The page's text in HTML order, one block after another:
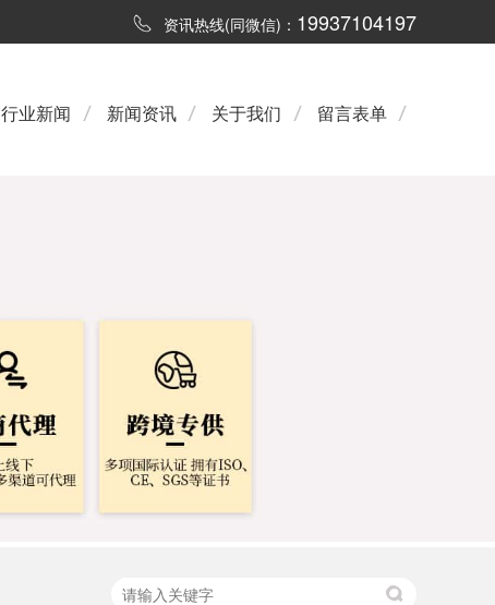
资讯热线(同微信)： 19937104197
行业新闻 新闻资讯 关于我们 留言表单